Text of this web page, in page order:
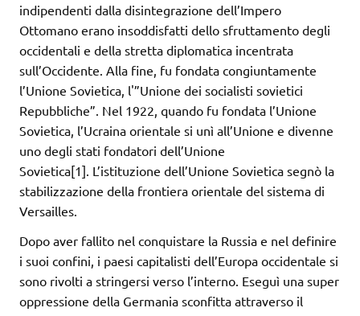
indipendenti dalla disintegrazione dell’Impero
Ottomano erano insoddisfatti dello sfruttamento degli
occidentali e della stretta diplomatica incentrata
sull’Occidente. Alla fine, fu fondata congiuntamente
l’Unione Sovietica, l'”Unione dei socialisti sovietici
Repubbliche”. Nel 1922, quando fu fondata l’Unione
Sovietica, l’Ucraina orientale si unì all’Unione e divenne
uno degli stati fondatori dell’Unione
Sovietica[1]. L’istituzione dell’Unione Sovietica segnò la
stabilizzazione della frontiera orientale del sistema di
Versailles.
Dopo aver fallito nel conquistare la Russia e nel definire
i suoi confini, i paesi capitalisti dell’Europa occidentale si
sono rivolti a stringersi verso l’interno. Eseguì una super
oppressione della Germania sconfitta attraverso il